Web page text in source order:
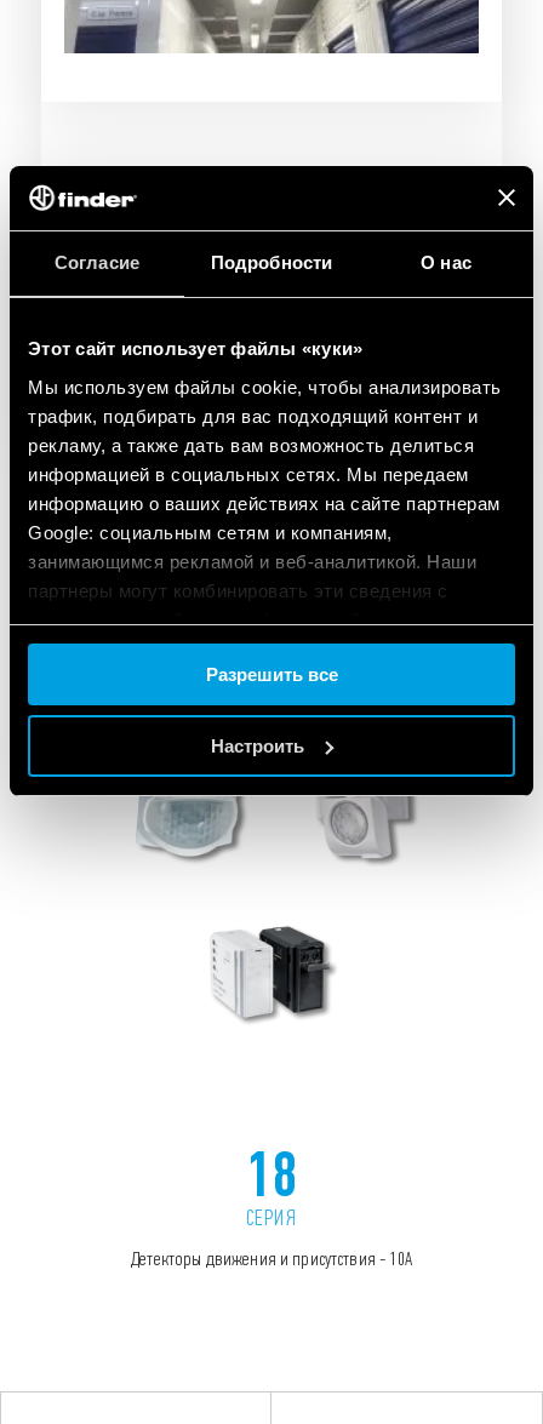
Согласие Подробности О нас
Этот сайт использует файлы «куки»
Мы используем файлы cookie, чтобы анализировать
трафик, подбирать для вас подходящий контент и
рекламу, а также дать вам возможность делиться
информацией в социальных сетях. Мы передаем
информацию о ваших действиях на сайте партнерам
Google: социальным сетям и компаниям,
занимающимся рекламой и веб-аналитикой. Наши
партнеры могут комбинировать эти сведения с
предоставленной вами информацией, а также
данными, которые они получили при использовании
Разрешить все
Настроить
ИСПОЛЬЗУЕМАЯ
ПРОДУКЦИЯ
18
СЕРИЯ
Детекторы движения и присутствия - 10А